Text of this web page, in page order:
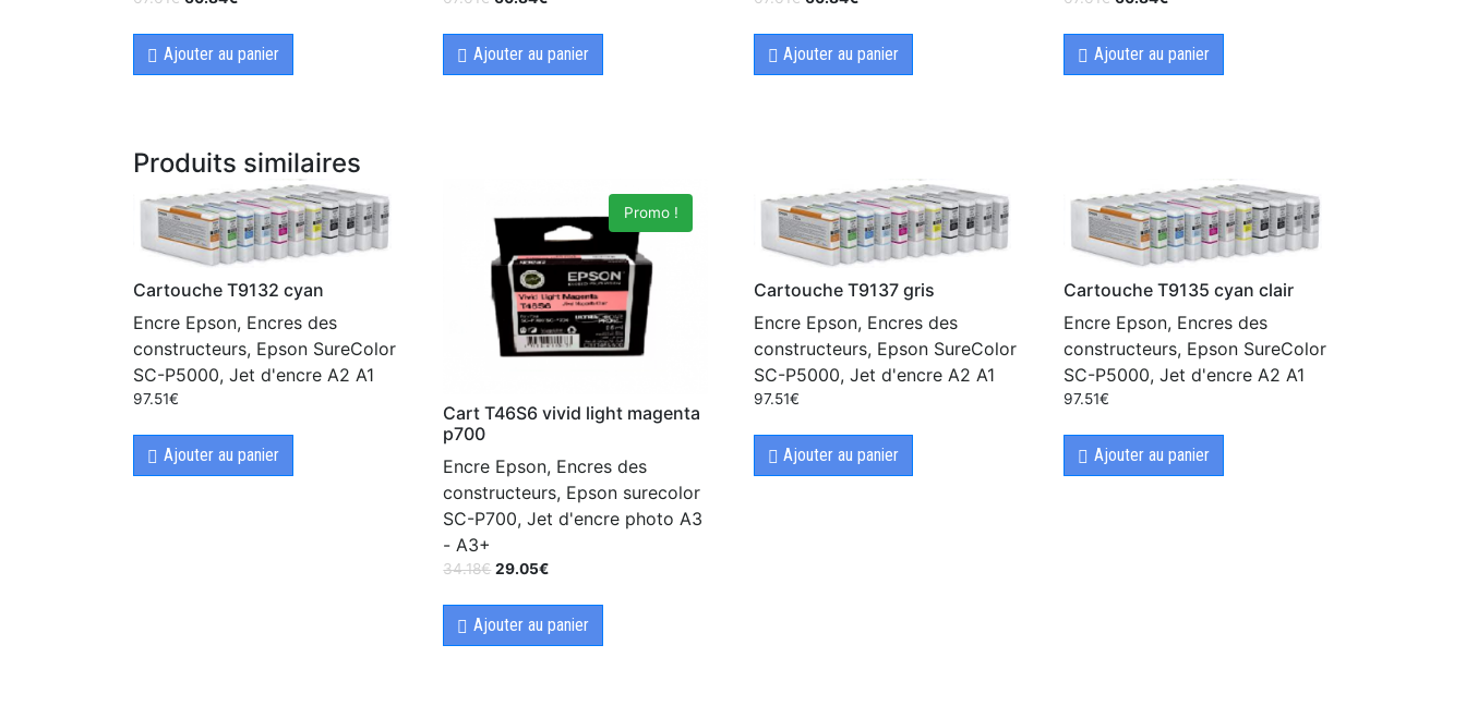
Ajouter au panier Ajouter au panier Ajouter au panier Ajouter au panier
Produits similaires
Cartouche T9132 cyan
Encre Epson, Encres des
constructeurs, Epson SureColor
SC-P5000, Jet d'encre A2 A1
97.51€
Ajouter au panier
Promo !
Cart T46S6 vivid light magenta
p700
Encre Epson, Encres des
constructeurs, Epson surecolor
SC-P700, Jet d'encre photo A3
- A3+
34.18€ 29.05€
Ajouter au panier
Cartouche T9137 gris
Encre Epson, Encres des
constructeurs, Epson SureColor
SC-P5000, Jet d'encre A2 A1
97.51€
Ajouter au panier
Cartouche T9135 cyan clair
Encre Epson, Encres des
constructeurs, Epson SureColor
SC-P5000, Jet d'encre A2 A1
97.51€
Ajouter au panier